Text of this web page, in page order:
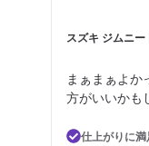
スズキ ジムニ
まぁまぁよか
方がいいかも
仕上がりに